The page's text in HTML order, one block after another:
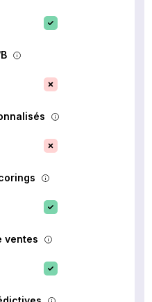
ventes